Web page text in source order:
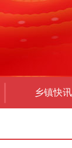
乡镇快讯